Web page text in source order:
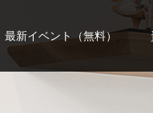
最新イベント（無料）